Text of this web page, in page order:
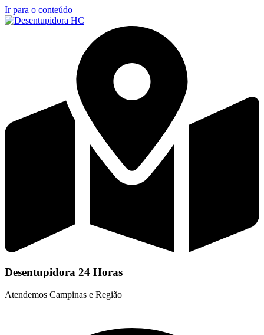
Ir para o conteúdo
Desentupidora 24 Horas
Atendemos Campinas e Região